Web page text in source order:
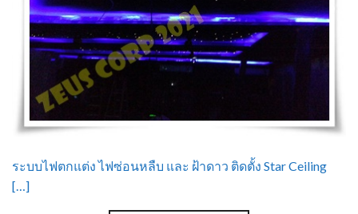
ระบบไฟตกแต่ง ไฟซ่อนหลืบ และ ฝ้าดาว ติดตั้ง Star Ceiling
[…]